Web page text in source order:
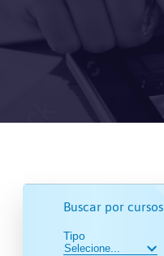
Buscar por cursos
Tipo